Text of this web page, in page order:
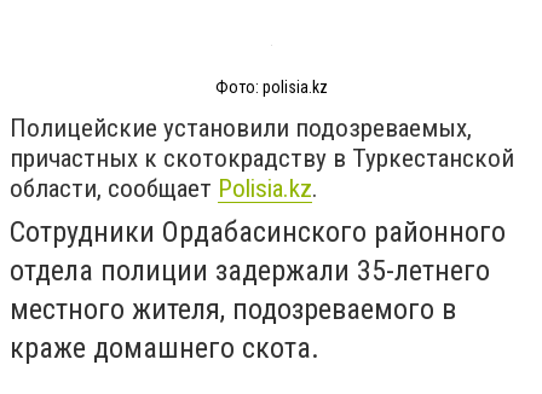
Фото: polisia.kz
Полицейские установили подозреваемых,
причастных к скотокрадству в Туркестанской
области, сообщает Polisia.kz.
Сотрудники Ордабасинского районного
отдела полиции задержали 35-летнего
местного жителя, подозреваемого в
краже домашнего скота.